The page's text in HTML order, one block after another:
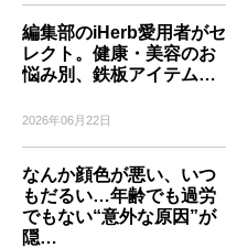
編集部のiHerb愛用者がセ
レクト。健康・美容のお
悩み別、鉄板アイテム…
2026年06月22日
なんか顔色が悪い、いつ
もだるい…年齢でも過労
でもない“意外な原因”が
隠…